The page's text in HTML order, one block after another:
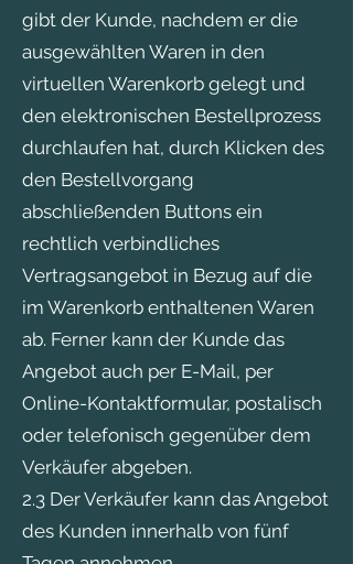
gibt der Kunde, nachdem er die
ausgewählten Waren in den
virtuellen Warenkorb gelegt und
den elektronischen Bestellprozess
durchlaufen hat, durch Klicken des
den Bestellvorgang
abschließenden Buttons ein
rechtlich verbindliches
Vertragsangebot in Bezug auf die
im Warenkorb enthaltenen Waren
ab. Ferner kann der Kunde das
Angebot auch per E-Mail, per
Online-Kontaktformular, postalisch
oder telefonisch gegenüber dem
Verkäufer abgeben.
2.3 Der Verkäufer kann das Angebot
des Kunden innerhalb von fünf